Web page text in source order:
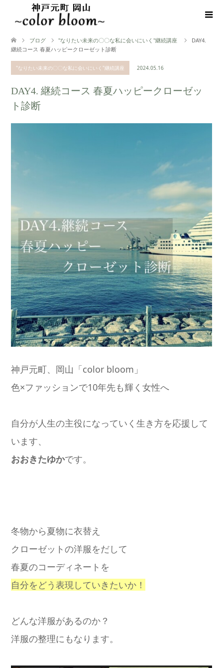
ブログ "なりたい未来の〇〇な私に会いにいく"継続講座
DAY4.
継続コース 春夏ハッピークローゼット診断
"なりたい未来の〇〇な私に会いにいく"継続講座 2024.05.16
DAY4. 継続コース 春夏ハッピークローゼッ
ト診断
神戸元町、岡山「color bloom」
色×ファッションで10年先も輝く女性へ
自分が人生の主役になっていく生き方を応援して
います、
おおきたゆかです。
冬物から夏物に衣替え
クローゼットの洋服をだして
春夏のコーディネートを
自分をどう表現していきたいか！
どんな洋服があるのか？
洋服の整理にもなります。